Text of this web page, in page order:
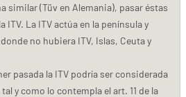
similar (Tüv en Alemania), pasar éstas
ITV. La ITV actúa en la península y
no hubiera ITV, Islas, Ceuta y
pasada la ITV podría ser considerada
y como lo contempla el art. 11 de la